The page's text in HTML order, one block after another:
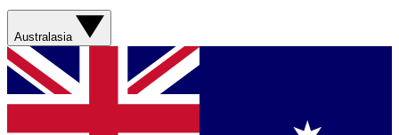
Australasia